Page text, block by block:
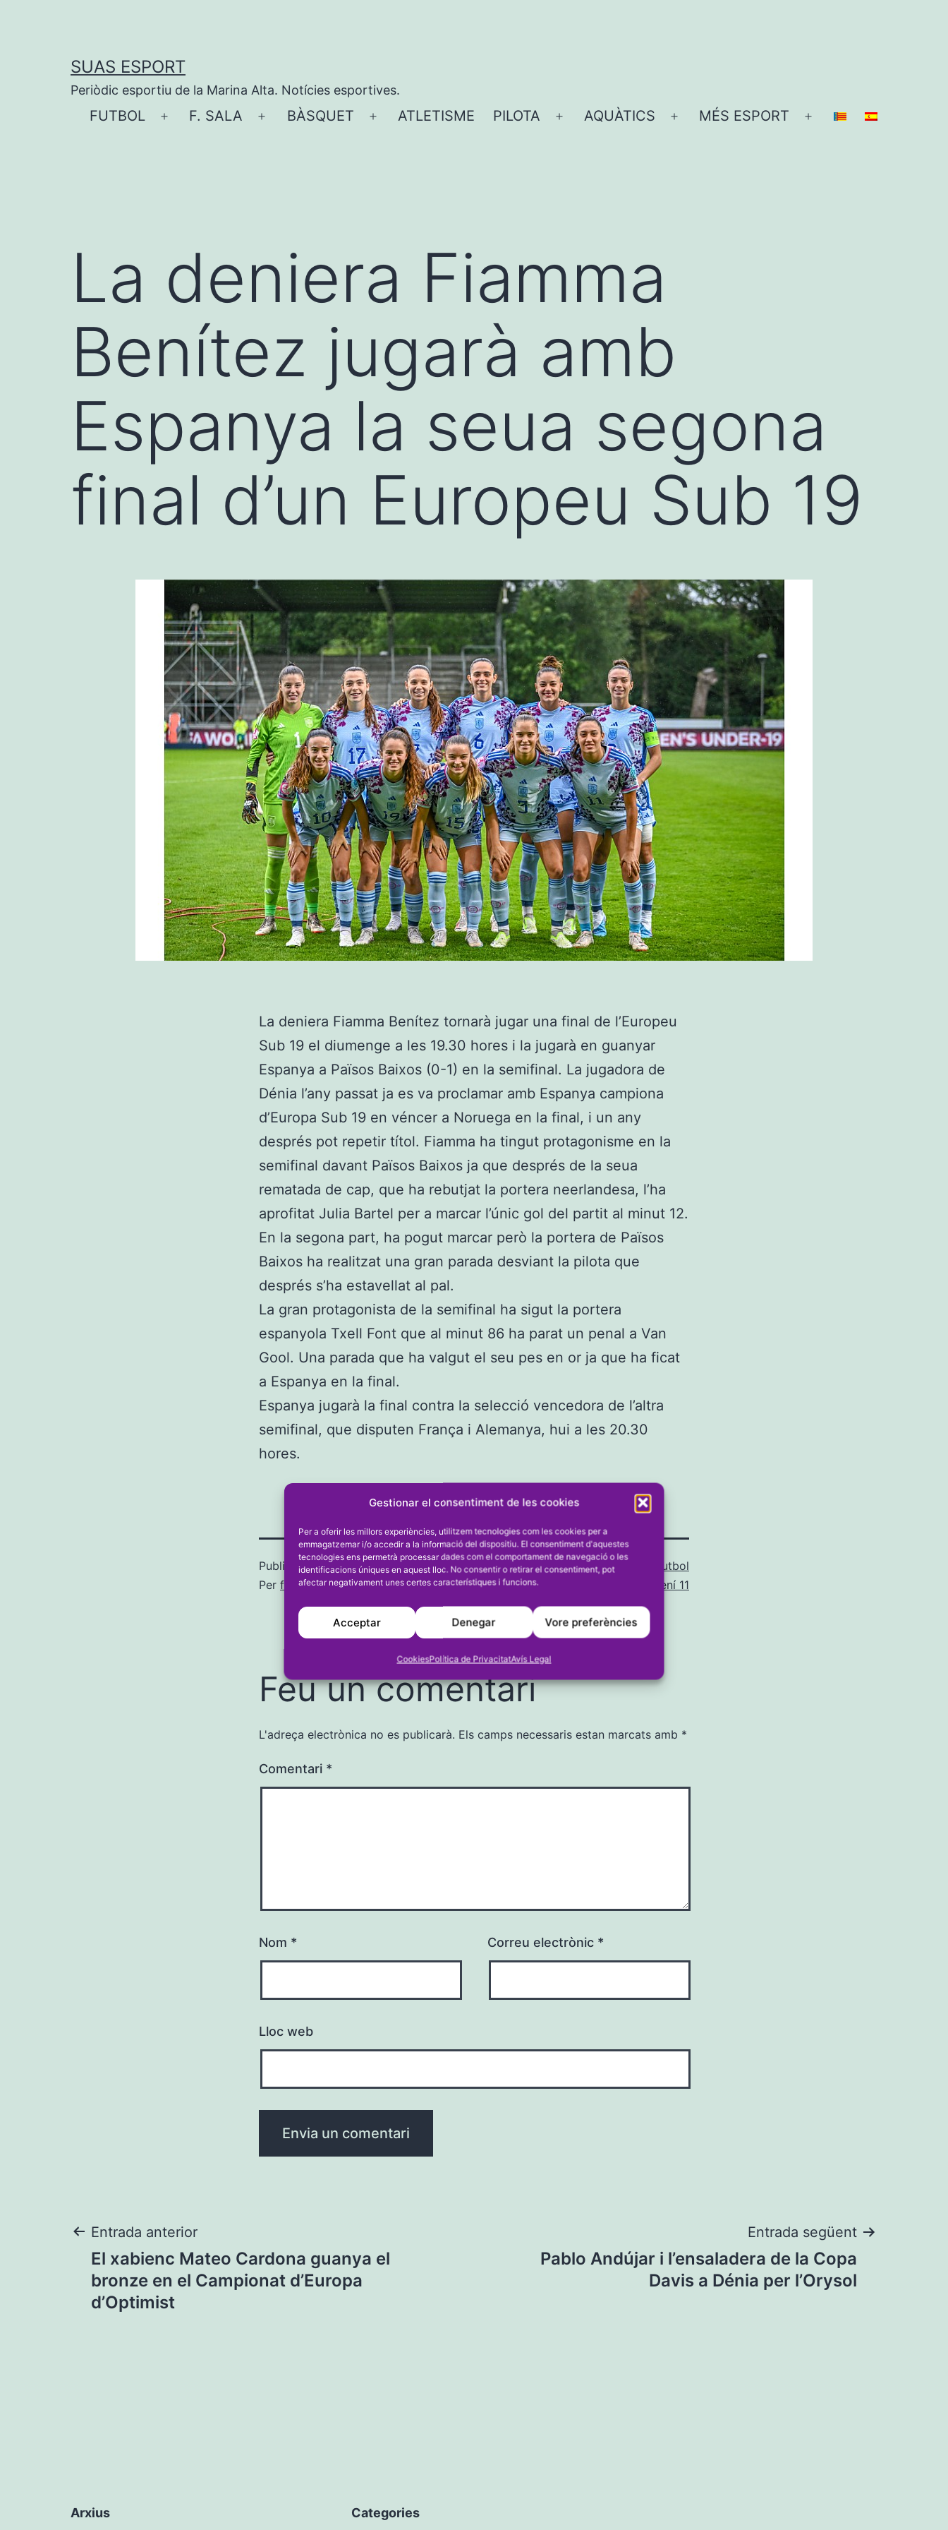
Gestionar el consentiment de les cookies
Per a oferir les millors experiències, utilitzem tecnologies com les cookies per a
emmagatzemar i/o accedir a la informació del dispositiu. El consentiment d'aquestes
tecnologies ens permetrà processar dades com el comportament de navegació o les
identificacions úniques en aquest lloc. No consentir o retirar el consentiment, pot
afectar negativament unes certes característiques i funcions.
Acceptar Denegar Vore preferències
CookiesPolítica de PrivacitatAvís Legal
SUAS ESPORT
Periòdic esportiu de la Marina Alta. Notícies esportives.
FUTBOL
Obre
F. SALA
Obre
BÀSQUET
Obre
ATLETISME PILOTA
Obre
AQUÀTICS
Obre
MÉS ESPORT
Obre
La deniera Fiamma
Benítez jugarà amb
Espanya la seua segona
final d’un Europeu Sub 19
La deniera Fiamma Benítez tornarà jugar una final de l’Europeu
Sub 19 el diumenge a les 19.30 hores i la jugarà en guanyar
Espanya a Països Baixos (0-1) en la semifinal. La jugadora de
Dénia l’any passat ja es va proclamar amb Espanya campiona
d’Europa Sub 19 en véncer a Noruega en la final, i un any
després pot repetir títol. Fiamma ha tingut protagonisme en la
semifinal davant Països Baixos ja que després de la seua
rematada de cap, que ha rebutjat la portera neerlandesa, l’ha
aprofitat Julia Bartel per a marcar l’únic gol del partit al minut 12.
En la segona part, ha pogut marcar però la portera de Països
Baixos ha realitzat una gran parada desviant la pilota que
després s’ha estavellat al pal.
La gran protagonista de la semifinal ha sigut la portera
espanyola Txell Font que al minut 86 ha parat un penal a Van
Gool. Una parada que ha valgut el seu pes en or ja que ha ficat
a Espanya en la final.
Espanya jugarà la final contra la selecció vencedora de l’altra
semifinal, que disputen França i Alemanya, hui a les 20.30
hores.
Publicada el27 de juliol de 2023
Per fransu768718361
Categorizat comFUTBOL
Futbol
Femení 11
Feu un comentari
L'adreça electrònica no es publicarà. Els camps necessaris estan marcats amb *
Comentari *
Nom * Correu electrònic *
Lloc web
Navegació
d'entrades
Entrada anterior
El xabienc Mateo Cardona guanya el
bronze en el Campionat d’Europa
d’Optimist
Entrada següent
Pablo Andújar i l’ensaladera de la Copa
Davis a Dénia per l’Orysol
Arxius Categories